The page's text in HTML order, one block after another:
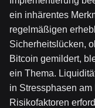
ein inhärentes
regelmäßigen
Sicherheitslücken,
Bitcoin gemildert,
ein Thema.
in Stressphasen
Risikofaktoren